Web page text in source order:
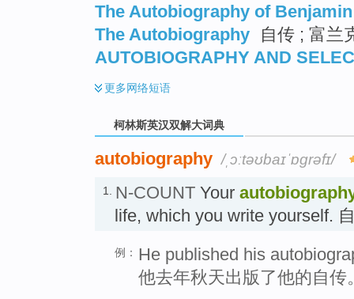
The Autobiography of
The Autobiography
自传 ; 富兰
AUTOBIOGRAPHY AND
更多网络短语
柯林斯英汉双解大词典
autobiography /ˌɔːtəʊbaɪˈɒɡrəfɪ/
1. N-COUNT Your
life, which you write yourself.
例： He published his
他去年秋天出版了他的自传